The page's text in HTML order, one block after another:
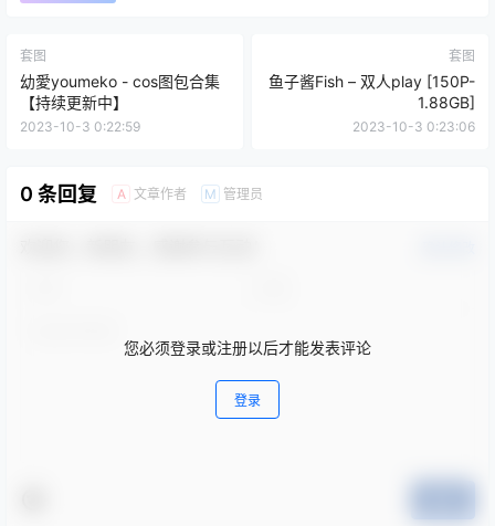
套图
幼愛youmeko - cos图包合集
【持续更新中】
2023-10-3 0:22:59
套图
鱼子酱Fish – 双人play [150P-
1.88GB]
2023-10-3 0:23:06
0 条回复 A 文章作者 M 管理员
您必须登录或注册以后才能发表评论
登录